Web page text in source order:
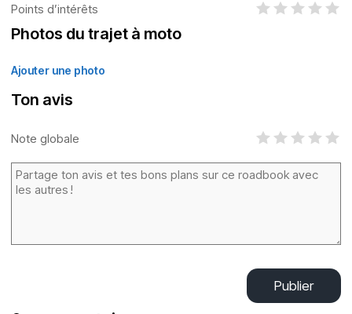
Points d’intérêts
Photos du trajet à moto
Ajouter une photo
Ton avis
Note globale
Publier